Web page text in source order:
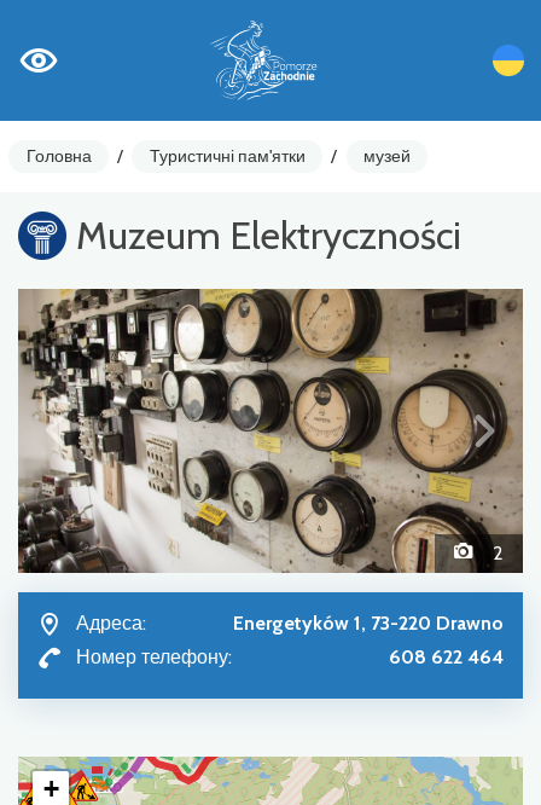
Головна / Туристичні пам'ятки / музей
Muzeum Elektryczności
2
Адреса:
Energetyków 1, 73-220 Drawno
Номер телефону:
608 622 464
+